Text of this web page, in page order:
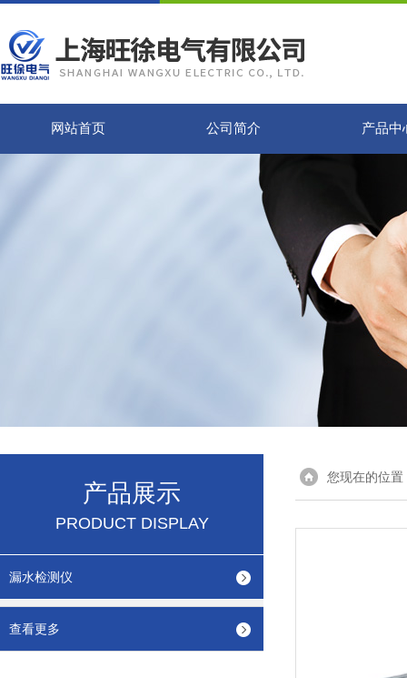
网站首页 公司简介 产品中
产品展示
PRODUCT DISPLAY
漏水检测仪
查看更多
您现在的位置